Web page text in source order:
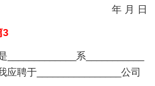
年 月 日
3
_____________系___________
应聘于________________公司